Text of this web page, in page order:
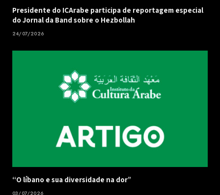
Presidente do ICArabe participa de reportagem especial
do Jornal da Band sobre o Hezbollah
24/07/2026
“O líbano e sua diversidade na dor”
03/07/2026